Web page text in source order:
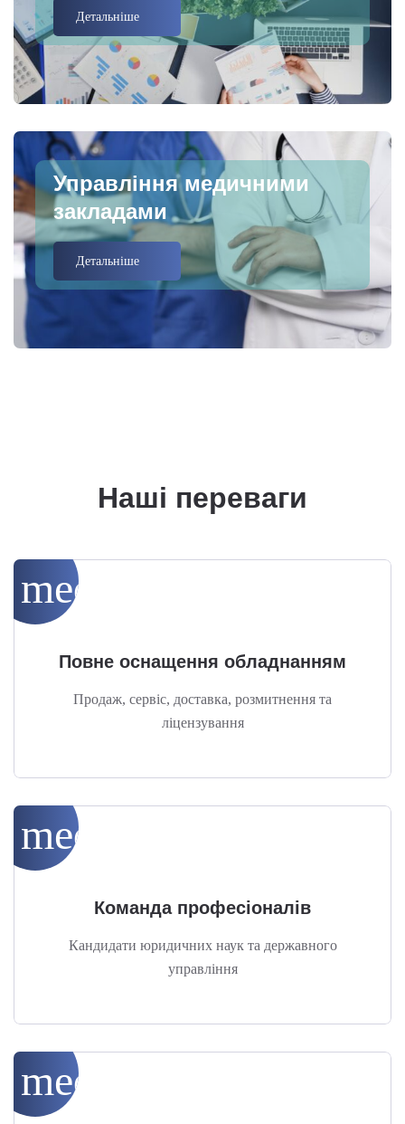
Детальніше
Управління медичними
закладами
Детальніше
Наші переваги
medical_services
Повне оснащення обладнанням
Продаж, сервіс, доставка, розмитнення та
ліцензування
medical_services
Команда професіоналів
Кандидати юридичних наук та державного
управління
medical_services